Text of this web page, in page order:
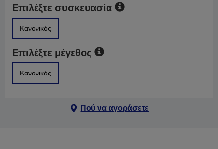
Επιλέξτε συσκευασία
Κανονικός
Επιλέξτε μέγεθος
Κανονικός
Πού να αγοράσετε